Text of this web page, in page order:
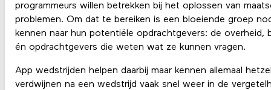
programmeurs willen betrekken bij het oplossen van
problemen. Om dat te bereiken is een bloeiende groep
kennen naar hun potentiële opdrachtgevers: de overheid,
én opdrachtgevers die weten wat ze kunnen vragen.
App wedstrijden helpen daarbij maar kennen allemaal
verdwijnen na een wedstrijd vaak snel weer in de